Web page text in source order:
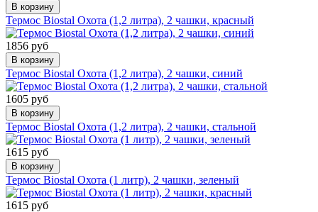
В корзину
Термос Biostal Охота (1,2 литра), 2 чашки, красный
1856 руб
В корзину
Термос Biostal Охота (1,2 литра), 2 чашки, синий
1605 руб
В корзину
Термос Biostal Охота (1,2 литра), 2 чашки, стальной
1615 руб
В корзину
Термос Biostal Охота (1 литр), 2 чашки, зеленый
1615 руб